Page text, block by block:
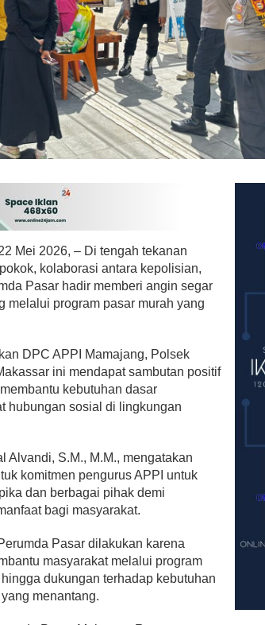
Mei 2026, – Di tengah tekanan
kolaborasi antara kepolisian,
Pasar hadir memberi angin segar
melalui program pasar murah yang
DPC APPI Mamajang, Polsek
ini mendapat sambutan positif
kebutuhan dasar
hubungan sosial di lingkungan
Alvandi, S.M., M.M., mengatakan
komitmen pengurus APPI untuk
dan berbagai pihak demi
bagi masyarakat.
Pasar dilakukan karena
masyarakat melalui program
dukungan terhadap kebutuhan
menantang.